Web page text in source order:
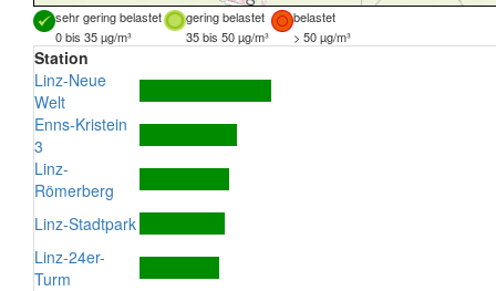
sehr gering belastet gering belastet
belastet
0 bis 35 µg/m³
35 bis 50 µg/m³ > 50 µg/m³
Station
Linz-Neue
Welt
Enns-Kristein
3
Linz-
Römerberg
Linz-Stadtpark
Linz-24er-
Turm